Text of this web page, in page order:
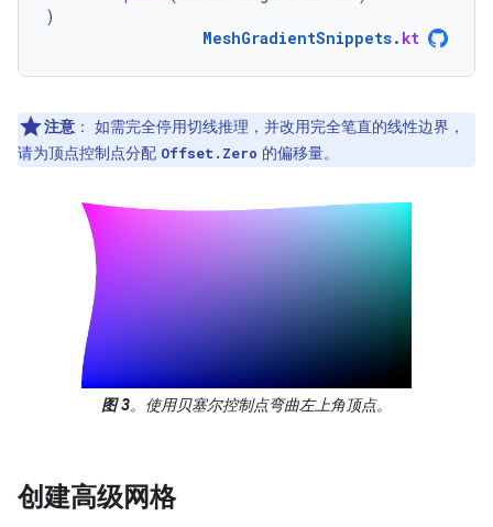
)
MeshGradientSnippets. kt
注意 ： 如需完全停用切线推理，并改用完全笔直的线性边界，
请为顶点控制点分配 Offset.Zero 的偏移量。
图 3。使用贝塞尔控制点弯曲左上角顶点。
创建高级网格